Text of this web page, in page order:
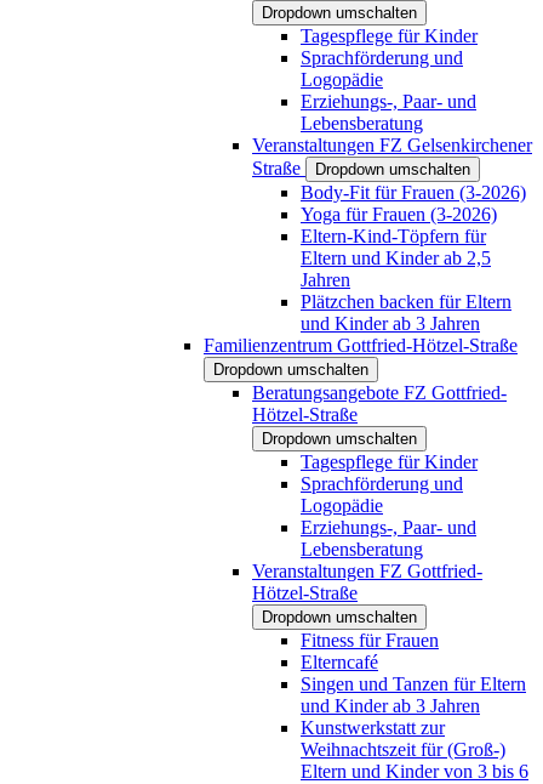
Dropdown umschalten
Tagespflege für Kinder
Sprachförderung und
Logopädie
Erziehungs-, Paar- und
Lebensberatung
Veranstaltungen FZ Gelsenkirchener
Straße
Dropdown umschalten
Body-Fit für Frauen (3-2026)
Yoga für Frauen (3-2026)
Eltern-Kind-Töpfern für
Eltern und Kinder ab 2,5
Jahren
Plätzchen backen für Eltern
und Kinder ab 3 Jahren
Familienzentrum Gottfried-Hötzel-Straße
Dropdown umschalten
Beratungsangebote FZ Gottfried-
Hötzel-Straße
Dropdown umschalten
Tagespflege für Kinder
Sprachförderung und
Logopädie
Erziehungs-, Paar- und
Lebensberatung
Veranstaltungen FZ Gottfried-
Hötzel-Straße
Dropdown umschalten
Fitness für Frauen
Elterncafé
Singen und Tanzen für Eltern
und Kinder ab 3 Jahren
Kunstwerkstatt zur
Weihnachtszeit für (Groß-)
Eltern und Kinder von 3 bis 6